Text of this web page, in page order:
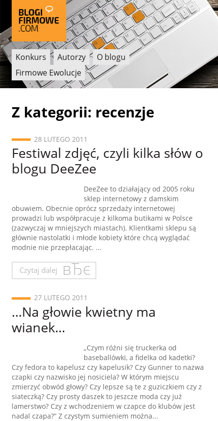
Konkurs Autorzy
O blogu
Firmowe Ewolucje
Z kategorii: recenzje
28 LUTEGO 2011
Festiwal zdjęć, czyli kilka słów o
blogu DeeZee
DeeZee to działający od 2005 roku
sklep internetowy z damskim
obuwiem. Obecnie oprócz sprzedaży internetowej
prowadzi lub współpracuje z kilkoma butikami w Polsce
(zazwyczaj w mniejszych miastach). Klientkami sklepu są
głównie nastolatki i młode kobiety które chcą wyglądać
modnie nie przepłacając. ...
Czytaj dalej
27 LUTEGO 2011
…Na głowie kwietny ma
wianek…
„Czym różni się truckerka od
baseballówki, a fidelka od kadetki?
Czy fedora to kapelusz czy kapelusik? Czy Gunner to nazwa
czapki czy nazwisko jej nosiciela? W którym miejscu
zmierzyć obwód głowy? Czy lepsze są te z guziczkiem czy z
siateczką? Czy prosty daszek to jeszcze moda czy już
lamerstwo? Czy z wchodzeniem w czapce do klubów jest
nadal czapa?” Z czystym sumieniem można...